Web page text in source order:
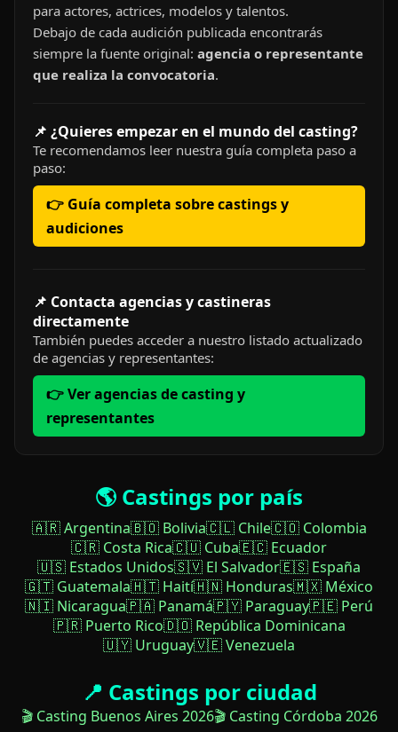
para actores, actrices, modelos y talentos.
Debajo de cada audición publicada encontrarás
siempre la fuente original: agencia o representante
que realiza la convocatoria.
📌 ¿Quieres empezar en el mundo del casting?
Te recomendamos leer nuestra guía completa paso a
paso:
👉 Guía completa sobre castings y
audiciones
📌 Contacta agencias y castineras
directamente
También puedes acceder a nuestro listado actualizado
de agencias y representantes:
👉 Ver agencias de casting y
representantes
🌎 Castings por país
🇦🇷 Argentina🇧🇴 Bolivia🇨🇱 Chile🇨🇴 Colombia
🇨🇷 Costa Rica🇨🇺 Cuba🇪🇨 Ecuador
🇺🇸 Estados Unidos🇸🇻 El Salvador🇪🇸 España
🇬🇹 Guatemala🇭🇹 Haití🇭🇳 Honduras🇲🇽 México
🇳🇮 Nicaragua🇵🇦 Panamá🇵🇾 Paraguay🇵🇪 Perú
🇵🇷 Puerto Rico🇩🇴 República Dominicana
🇺🇾 Uruguay🇻🇪 Venezuela
📍 Castings por ciudad
🎬 Casting Buenos Aires 2026🎬 Casting Córdoba 2026